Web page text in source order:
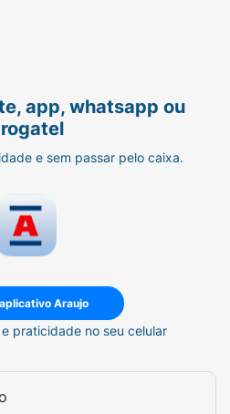
app, whatsapp ou
e sem passar pelo caixa.
Araujo
praticidade no seu celular